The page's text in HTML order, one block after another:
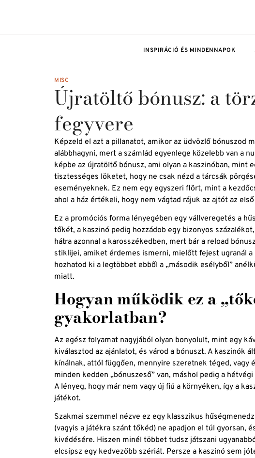
INSPIRÁCIÓ ÉS MINDENNAPOK
MISC
Újratöltő bónusz: a
fegyvere
Képzeld el azt a pillanatot, amikor az üdvözlő bónuszod
alábbhagyni, mert a számlád egyenlege közelebb van a
képbe az újratöltő bónusz, ami olyan a kaszinóban, mint
tisztességes löketet, hogy ne csak nézd a tárcsák
eseményeknek. Ez nem egy egyszeri flört, mint a
ahol a ház értékeli, hogy nem vágtad rájuk az ajtót az
Ez a promóciós forma lényegében egy vállveregetés a
tőkét, a kaszinó pedig hozzádob egy bizonyos
hátra azonnal a karosszékedben, mert bár a reload
stiklijei, amiket érdemes ismerni, mielőtt fejest ugranál a
hozhatod ki a legtöbbet ebből a „második esélyből”
miatt.
Hogyan működik ez a
gyakorlatban?
Az egész folyamat nagyjából olyan bonyolult, mint egy
kiválasztod az ajánlatot, és várod a bónuszt. A kaszinók
kínálnak, attól függően, mennyire szeretnek téged, vagy
minden kedden „bónuszeső” van, máshol pedig a
A lényeg, hogy már nem vagy új fiú a környéken, így a
játékot.
Szakmai szemmel nézve ez egy klasszikus
(vagyis a játékra szánt tőkéd) ne apadjon el túl gyorsan,
kivédésére. Hiszen minél többet tudsz játszani
elcsípsz egy kedvezőbb szériát. Persze a kaszinó sem